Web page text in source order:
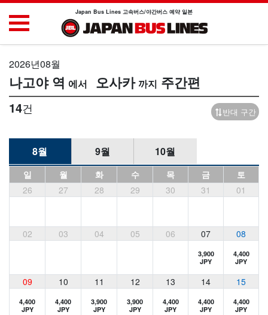
Japan Bus Lines 고속버스/야간버스 예약 일본
2026년08월
나고야 역 오사카 주간편
14건 반대 구간
8월 9월 10월
일 월 화 수 목 금
토
26
27 28 29 30 31 01
02 03 04 05 06 07 08
3,900
JPY
4,400
JPY
09 10 11 12 13 14 15
4,400
JPY
4,400
JPY
3,900
JPY
3,900
JPY
4,400
JPY
4,400
JPY
4,400
JPY